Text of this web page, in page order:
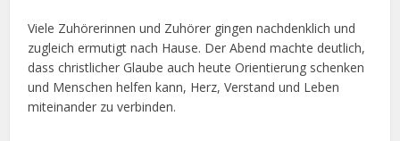
Viele Zuhörerinnen und Zuhörer gingen nachdenklich und
zugleich ermutigt nach Hause. Der Abend machte deutlich,
dass christlicher Glaube auch heute Orientierung schenken
und Menschen helfen kann, Herz, Verstand und Leben
miteinander zu verbinden.